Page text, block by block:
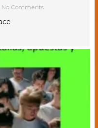
No Comments